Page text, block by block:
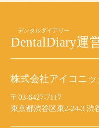
DentalDiary運
株式会社アイコニッ
〒03-6427-7117
東京都渋谷区東2-24-3 渋